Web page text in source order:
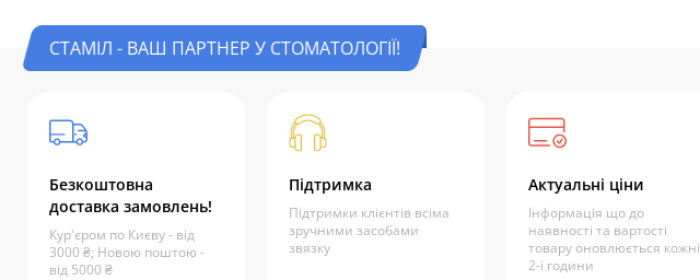
СТАМІЛ - ВАШ ПАРТНЕР У СТОМАТОЛОГІЇ!
Безкоштовна
доставка замовлень!
Кур'єром по Києву - від
3000 ₴; Новою поштою -
від 5000 ₴
Підтримка
Підтримки клієнтів всіма
зручними засобами
звязку
Актуальні ціни
Інформація що до
наявності та вартості
товару оновлюється кожні
2-і години